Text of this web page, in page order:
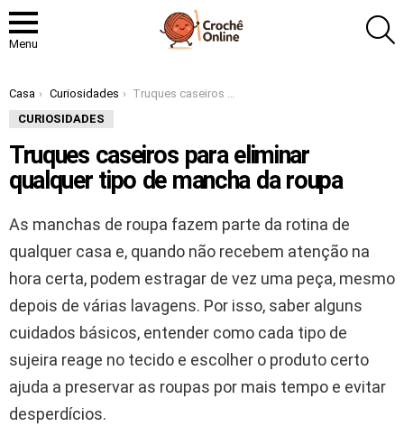
Menu
Você está aqui:
Casa Curiosidades
Truques caseiros para eliminar qualquer tipo de mancha da roupa
CURIOSIDADES
Truques caseiros para eliminar
qualquer tipo de mancha da roupa
As manchas de roupa fazem parte da rotina de
qualquer casa e, quando não recebem atenção na
hora certa, podem estragar de vez uma peça, mesmo
depois de várias lavagens. Por isso, saber alguns
cuidados básicos, entender como cada tipo de
sujeira reage no tecido e escolher o produto certo
ajuda a preservar as roupas por mais tempo e evitar
desperdícios.